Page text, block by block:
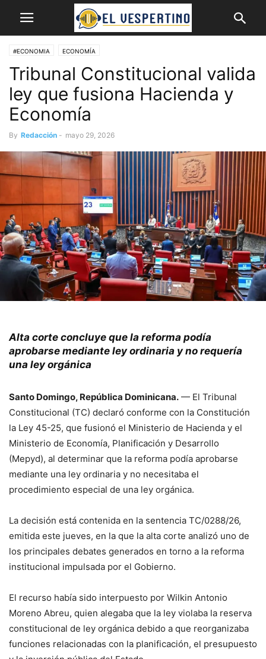
#ECONOMIA ECONOMÍA
Tribunal Constitucional valida
ley que fusiona Hacienda y
Economía
By Redacción - mayo 29, 2026
Alta corte concluye que la reforma podía
aprobarse mediante ley ordinaria y no requería
una ley orgánica
Santo Domingo, República Dominicana. — El Tribunal
Constitucional (TC) declaró conforme con la Constitución
la Ley 45-25, que fusionó el Ministerio de Hacienda y el
Ministerio de Economía, Planificación y Desarrollo
(Mepyd), al determinar que la reforma podía aprobarse
mediante una ley ordinaria y no necesitaba el
procedimiento especial de una ley orgánica.
La decisión está contenida en la sentencia TC/0288/26,
emitida este jueves, en la que la alta corte analizó uno de
los principales debates generados en torno a la reforma
institucional impulsada por el Gobierno.
El recurso había sido interpuesto por Wilkin Antonio
Moreno Abreu, quien alegaba que la ley violaba la reserva
constitucional de ley orgánica debido a que reorganizaba
funciones relacionadas con la planificación, el presupuesto